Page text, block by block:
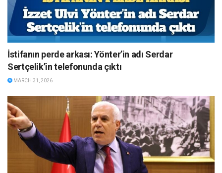
İstifanın perde arkası: Yönter’in adı Serdar
Sertçelik’in telefonunda çıktı
MARCH 31, 2026